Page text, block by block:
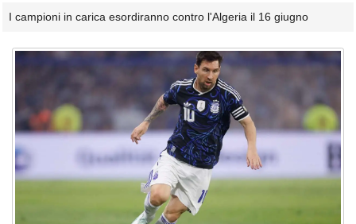
I campioni in carica esordiranno contro l'Algeria il 16 giugno